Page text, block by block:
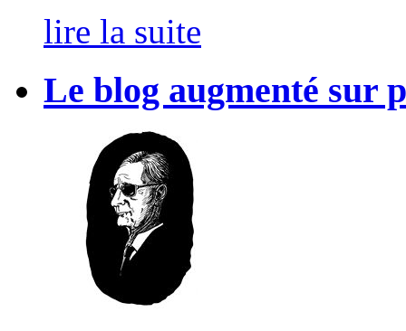
lire la suite
Le blog augmenté sur